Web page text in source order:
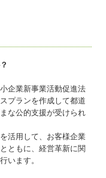
企業新事業活動促進法
プランを作成して都道
な公的支援が受けられ
活用して、お客様企業
ともに、経営革新に関
います。